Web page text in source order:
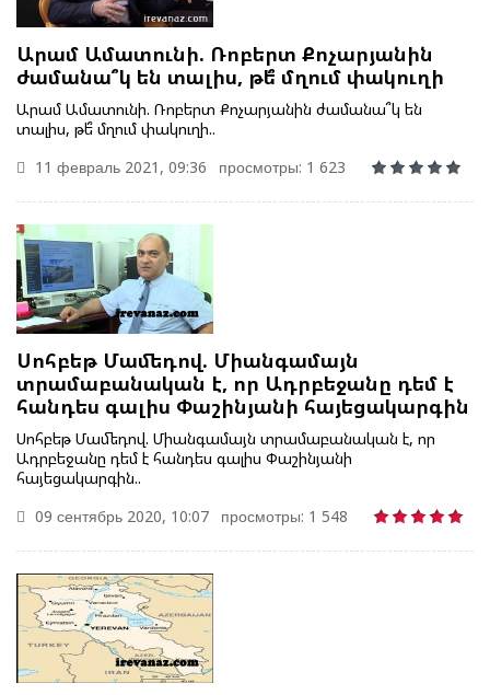
Արամ Ամատունի. Ռոբերտ Քոչարյանին
ժամանա՞կ են տալիս, թե՞ մղում փակուղի
Արամ Ամատունի. Ռոբերտ Քոչարյանին ժամանա՞կ են
տալիս, թե՞ մղում փակուղի..
11 февраль 2021, 09:36
просмотры: 1 623
Սոհբեթ Մամեդով. Միանգամայն
տրամաբանական է, որ Ադրբեջանը դեմ է
հանդես գալիս Փաշինյանի հայեցակարգին
Սոհբեթ Մամեդով. Միանգամայն տրամաբանական է, որ
Ադրբեջանը դեմ է հանդես գալիս Փաշինյանի
հայեցակարգին..
09 сентябрь 2020, 10:07
просмотры: 1 548